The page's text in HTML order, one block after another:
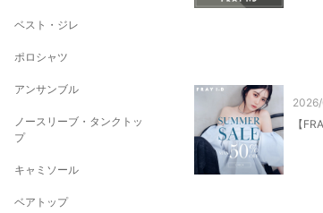
ベスト・ジレ
ポロシャツ
アンサンブル
ノースリーブ・タンクトッ
プ
キャミソール
ベアトップ
【